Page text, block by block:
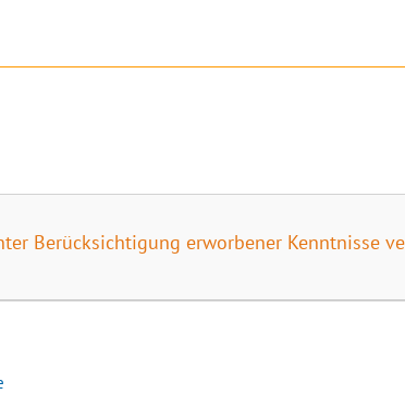
Berücksichtigung erworbener Kenntnisse